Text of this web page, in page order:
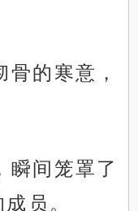
的寒意，
瞬间笼罩了
员。